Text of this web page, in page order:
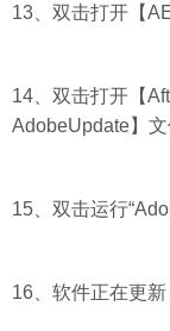
13、双击打开【
14、双击打开【
AdobeUpdate】文
15、双击运行
16、软件正在更新